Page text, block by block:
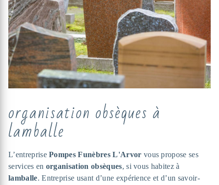
organisation obsèques à
lamballe
L’entreprisePompes Funèbres L'Arvor vous propose ses
services en organisation obsèques, si vous habitez à
lamballe. Entreprise usant d’une expérience et d’un savoir-